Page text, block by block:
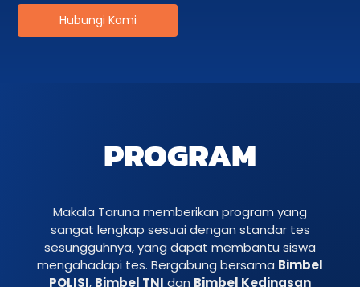
Hubungi Kami
PROGRAM
Makala Taruna memberikan program yang
sangat lengkap sesuai dengan standar tes
sesungguhnya, yang dapat membantu siswa
mengahadapi tes. Bergabung bersama Bimbel
POLISI, Bimbel TNI dan Bimbel Kedinasan